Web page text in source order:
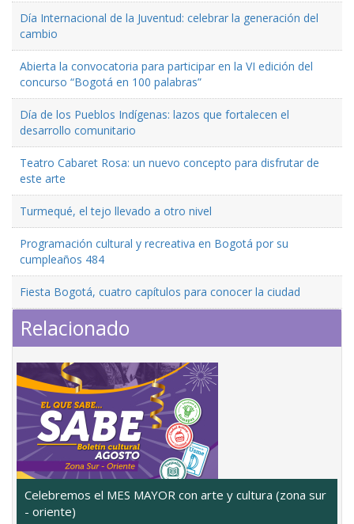
Día Internacional de la Juventud: celebrar la generación del
cambio
Abierta la convocatoria para participar en la VI edición del
concurso “Bogotá en 100 palabras”
Día de los Pueblos Indígenas: lazos que fortalecen el
desarrollo comunitario
Teatro Cabaret Rosa: un nuevo concepto para disfrutar de
este arte
Turmequé, el tejo llevado a otro nivel
Programación cultural y recreativa en Bogotá por su
cumpleaños 484
Fiesta Bogotá, cuatro capítulos para conocer la ciudad
Relacionado
Celebremos el MES MAYOR con arte y cultura (zona sur
- oriente)